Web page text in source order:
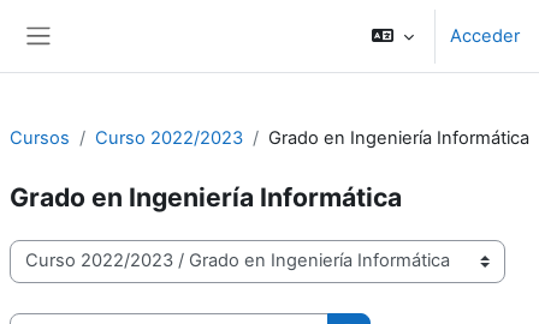
Acceder
Cursos Curso 2022/2023 Grado en Ingeniería Informática
Grado en Ingeniería Informática
Categorías